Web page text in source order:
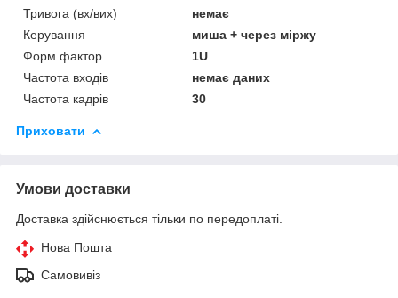
Тривога (вх/вих)
немає
Керування
миша + через міржу
Форм фактор
1U
Частота входів
немає даних
Частота кадрів
30
Приховати
Умови доставки
Доставка здійснюється тільки по передоплаті.
Нова Пошта
Самовивіз